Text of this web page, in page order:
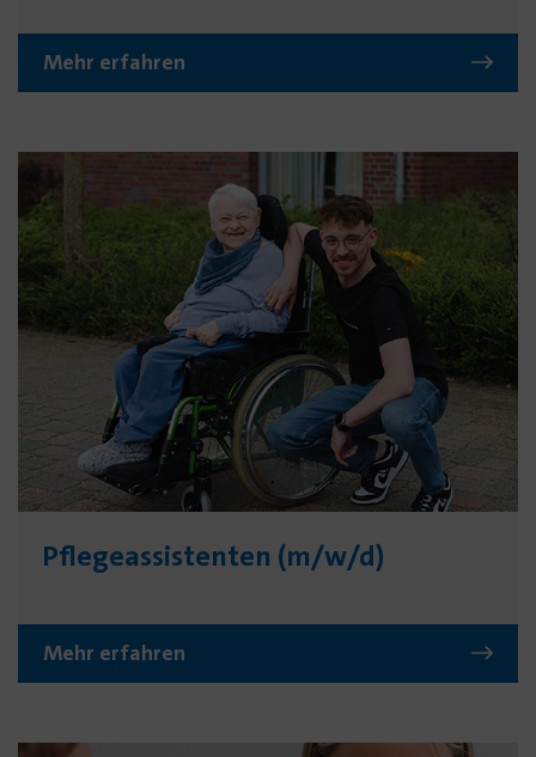
Mehr erfahren
Pflege­assis­tenten (m/w/d)
Mehr erfahren